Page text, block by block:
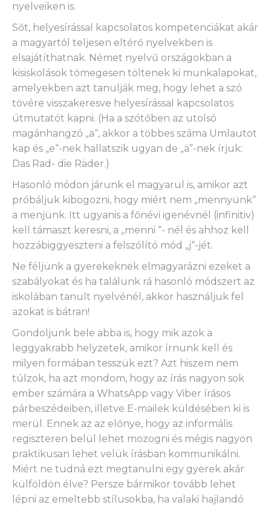
nyelveiken is.
Sőt, helyesírással kapcsolatos kompetenciákat akár
a magyartól teljesen eltérő nyelvekben is
elsajátíthatnak. Német nyelvű országokban a
kisiskolások tömegesen töltenek ki munkalapokat,
amelyekben azt tanulják meg, hogy lehet a szó
tövére visszakeresve helyesírással kapcsolatos
útmutatót kapni. (Ha a szótőben az utolsó
magánhangzó „a“, akkor a többes száma Umlautot
kap és „e“-nek hallatszik ugyan de „ä”-nek írjuk:
Das Rad- die Räder.)
Hasonló módon járunk el magyarul is, amikor azt
próbáljuk kibogozni, hogy miért nem „mennyünk“
a menjünk. Itt ugyanis a főnévi igenévnél (infinitiv)
kell támaszt keresni, a „menni “- nél és ahhoz kell
hozzábiggyeszteni a felszólító mód „j“-jét.
Ne féljünk a gyerekeknek elmagyarázni ezeket a
szabályokat és ha találunk rá hasonló módszert az
iskolában tanult nyelvénél, akkor használjuk fel
azokat is bátran!
Gondoljunk bele abba is, hogy mik azok a
leggyakrabb helyzetek, amikor írnunk kell és
milyen formában tesszük ezt? Azt hiszem nem
túlzok, ha azt mondom, hogy az írás nagyon sok
ember számára a WhatsApp vagy Viber írásos
párbeszédeiben, illetve E-mailek küldésében ki is
merül. Ennek az az előnye, hogy az informális
regiszteren belül lehet mozogni és mégis nagyon
praktikusan lehet velük írásban kommunikálni.
Miért ne tudná ezt megtanulni egy gyerek akár
külföldön élve? Persze bármikor tovább lehet
lépni az emeltebb stílusokba, ha valaki hajlandó